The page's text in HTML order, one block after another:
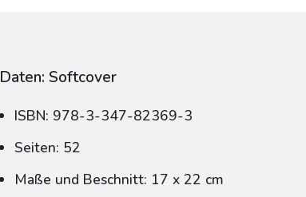
Daten: Softcover
ISBN: 978-3-347-82369-3
Seiten: 52
Maße und Beschnitt: 17 x 22 cm